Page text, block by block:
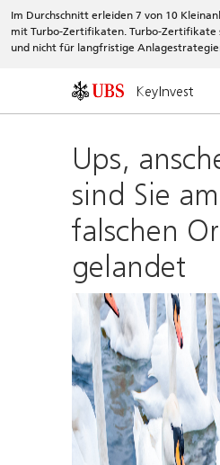
Im Durchschnitt erleiden 7 von 10
mit Turbo-Zertifikaten. Turbo-Zertifikate
und nicht für langfristige
KeyInvest
Ups,
sind Sie am
falschen
gelandet